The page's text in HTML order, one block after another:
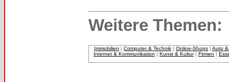
Weitere Themen:
Immobilien | Computer & Technik | Online-Shops | Auto &
Internet & Kommunikation | Kunst & Kultur| Firmen |